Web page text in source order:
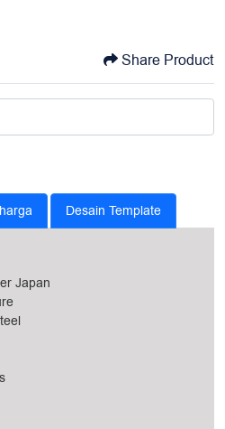
Share Product
Desain Template
Japan